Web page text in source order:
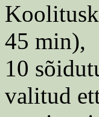
45 min),
10
valitud